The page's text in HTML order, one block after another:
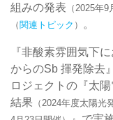
組みの発表 （2025年9
（関連トピック ） 。
『非酸素雰囲気下
からのSb 揮発除去
ロジェクトの『太
結果 （2024年度太陽